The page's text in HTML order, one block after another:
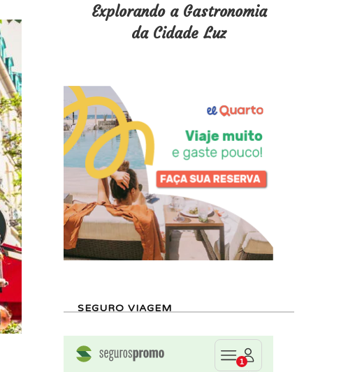
Explorando a Gastronomia
da Cidade Luz
SEGURO VIAGEM